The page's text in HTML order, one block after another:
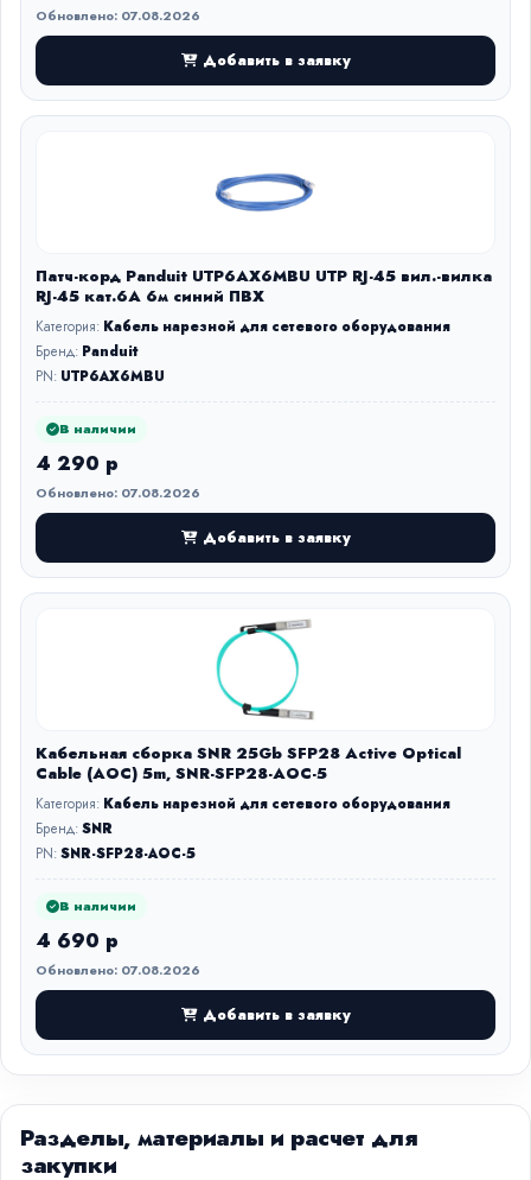
Обновлено: 07.08.2026
Добавить в заявку
Патч-корд Panduit UTP6AX6MBU UTP RJ-45 вил.-вилка
RJ-45 кат.6A 6м синий ПВХ
Категория: Кабель нарезной для сетевого оборудования
Бренд: Panduit
PN: UTP6AX6MBU
В наличии
4 290 р
Обновлено: 07.08.2026
Добавить в заявку
Кабельная сборка SNR 25Gb SFP28 Active Optical
Cable (AOC) 5m, SNR-SFP28-AOC-5
Категория: Кабель нарезной для сетевого оборудования
Бренд:SNR
PN:SNR-SFP28-AOC-5
В наличии
4 690 р
Обновлено: 07.08.2026
Добавить в заявку
Разделы, материалы и расчет для
закупки